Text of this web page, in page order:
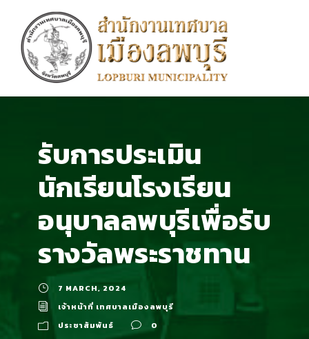
รับการประเมิน
นักเรียนโรงเรียน
อนุบาลลพบุรีเพื่อรับ
รางวัลพระราชทาน
7 MARCH, 2024
เจ้าหน้าที่ เทศบาลเมืองลพบุรี
ประชาสัมพันธ์
0